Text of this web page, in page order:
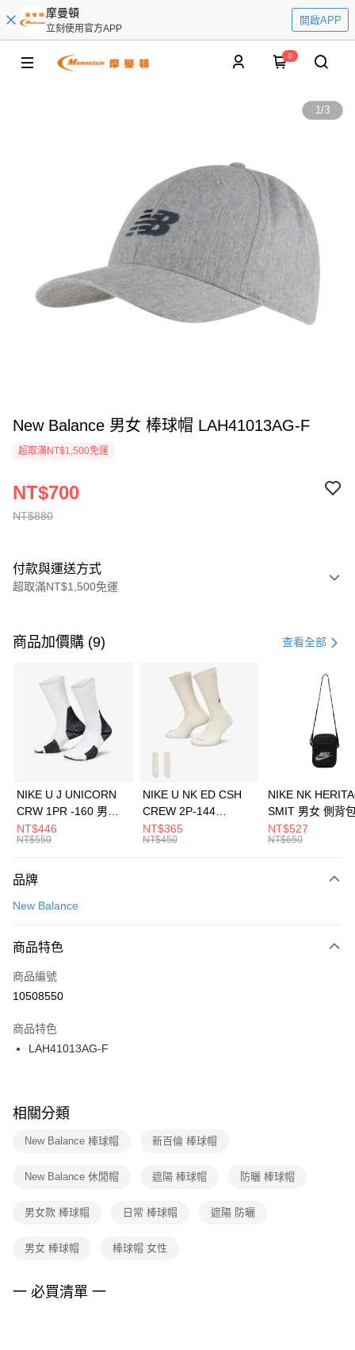
摩曼頓
立刻使用官方APP
開啟APP
0
1/3
New Balance 男女 棒球帽 LAH41013AG-F
超取滿NT$1,500免運
NT$880
NT$700
付款與運送方式
超取滿NT$1,500免運
信用卡一次付款
3 期 0 利率 每期 21家銀行
合作金庫商業銀行
第一商業銀行
華南商業銀行
彰化商業銀行
上海商業儲蓄銀行
元大商業銀行
台灣樂天信用卡公司
Apple Pay
全盈+PAY
AFTEE先享後付
【關於「AFTEE先享後付」】
便利好安心！
３．安心：先確認商品／服務後，再付款。
【「AFTEE先享後付」結帳流程】
１．於結帳方式選擇「AFTEE先享後付」後，將跳轉至「AFTEE先享後付」
２．訂單成立數日內，您將收到繳費通知簡訊。
３．收到繳費通知簡訊後14天內，點擊此簡訊中的連結，可透過四大超商／
ATM／網路銀行／等多元方式進行付款，方視為交易完成。
※ 交易是否成功請以「AFTEE先享後付 」之結帳頁面顯示為準，若有關於
是否繳費成功／繳費後需取消欲退款等相關疑問，請聯繫「AFTEE先享後付
客戶支援中心」 https://netprotections.freshdesk.com/support/home
１．透過由恩沛科技股份有限公司提供之「AFTEE先享後付」服務完成之交
權轉讓予恩沛科技股份有限公司。
３．未成年的使用者請事先徵得法定代理人或監護人之同意方可使用
４．使用「AFTEE先享後付」時，將依據個別帳號之用戶狀況，依本公司即
運送方式
每筆NT$100，滿NT$1,500(含以上)免運費
宅配
每筆NT$100，滿NT$1,500(含以上)免運費
付款後門市自取
每筆NT$100，滿NT$1,500(含以上)免運費
商品加價購 (9) 查看全部
NIKE U J UNICORN
CRW 1PR -160 男女
中統襪 FZ3393100
NT$446
NT$550
NIKE U NK ED CSH
CREW 2P-144
EMBRDY 男女 短統襪
FZ3073133
NT$365
NT$450
NIKE NK
SMIT 男女 側背
BA5871010
NT$527
NT$650
品牌
New Balance
商品特色
商品編號
10508550
商品特色
LAH41013AG-F
相關分類
New Balance 棒球帽 新百倫 棒球帽
New Balance 休閒帽 遮陽 棒球帽 防曬 棒球帽
男女款 棒球帽 日常 棒球帽 遮陽 防曬
男女 棒球帽 棒球帽 女性
一 必買清單 一